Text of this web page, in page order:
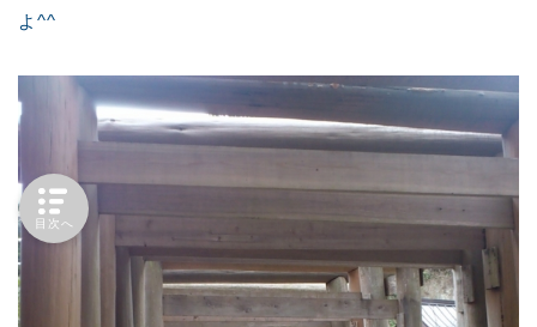
よ^^
目次へ